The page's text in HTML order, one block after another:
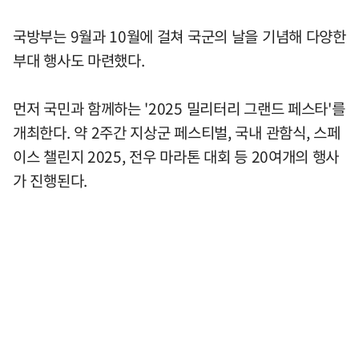
국방부는 9월과 10월에 걸쳐 국군의 날을 기념해 다양한
부대 행사도 마련했다.
먼저 국민과 함께하는 '2025 밀리터리 그랜드 페스타'를
개최한다. 약 2주간 지상군 페스티벌, 국내 관함식, 스페
이스 챌린지 2025, 전우 마라톤 대회 등 20여개의 행사
가 진행된다.